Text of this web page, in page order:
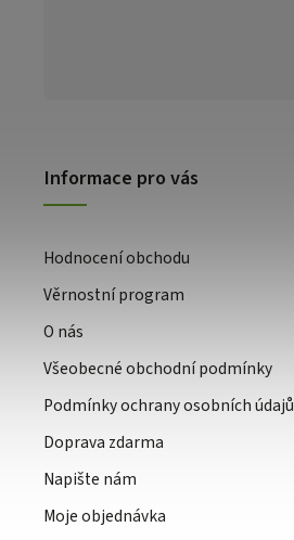
Informace pro vás
Hodnocení obchodu
Věrnostní program
O nás
Všeobecné obchodní podmínky
Podmínky ochrany osobních údajů
Doprava zdarma
Napište nám
Moje objednávka